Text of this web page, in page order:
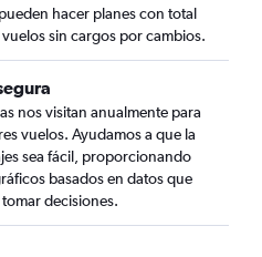
hacer planes con total
sin cargos por cambios.
nos visitan anualmente para
vuelos. Ayudamos a que la
sea fácil, proporcionando
basados en datos que
decisiones.